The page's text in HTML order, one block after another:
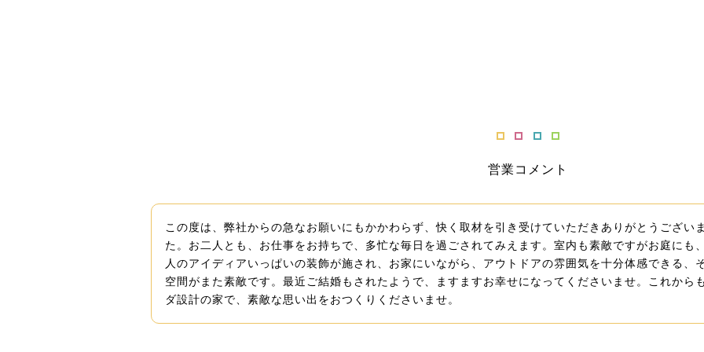
営業コメント
この度は、弊社からの急なお願いにもかかわらず、快く取材を引き受けていただきありがとうござい
た。お二人とも、お仕事をお持ちで、多忙な毎日を過ごされてみえます。室内も素敵ですがお庭にも
人のアイディアいっぱいの装飾が施され、お家にいながら、アウトドアの雰囲気を十分体感できる、
空間がまた素敵です。最近ご結婚もされたようで、ますますお幸せになってくださいませ。これから
ダ設計の家で、素敵な思い出をおつくりくださいませ。